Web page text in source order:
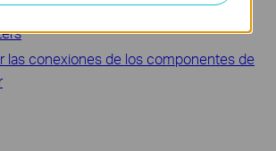
Filtering(blocking) on TP-Link
las conexiones de los componentes de